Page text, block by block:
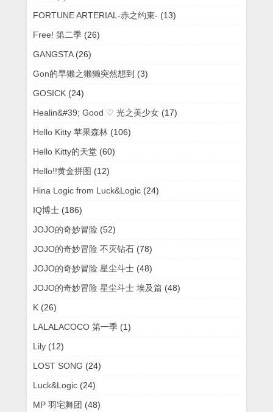
FORTUNE ARTERIAL-赤之约束- (13)
Free! 第二季 (26)
GANGSTA(26)
Gon的旱獭之獭獭突然想到 (3)
GOSICK (24)
Healin&#39; Good ♡ 光之美少女 (17)
Hello Kitty 苹果森林 (106)
Hello Kitty的天堂 (60)
Hello!!黄金拼图 (12)
Hina Logic from Luck&Logic (24)
IQ博士 (186)
JOJO的奇妙冒险 (52)
JOJO的奇妙冒险 不灭钻石 (78)
JOJO的奇妙冒险 星尘斗士 (48)
JOJO的奇妙冒险 星尘斗士 埃及篇 (48)
K (26)
LALALACOCO 第一季 (1)
Lily (12)
LOST SONG (24)
Luck&Logic (24)
MP 羽宅舞团 (48)